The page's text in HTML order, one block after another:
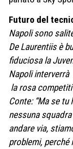
Futuro del
Napoli sono
De Laurentiis è
fiduciosa la
Napoli interverrà
la rosa
Conte: “Ma se
nessuna
andare via,
problemi, perché